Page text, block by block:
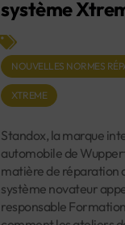
système
NOUVELLES NORMES
XTREME
Standox, la marque
automobile de
matière de réparation
système novateur
responsable